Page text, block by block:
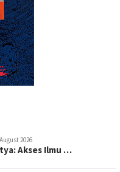
2026
Akses Ilmu …